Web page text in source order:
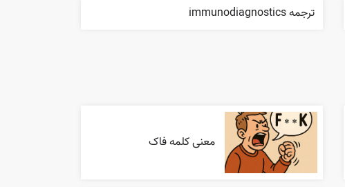
ترجمه immunodiagnostics
معنی کلمه فاک